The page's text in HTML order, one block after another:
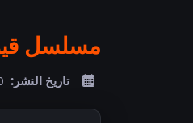
مسلسل
تاريخ النشر: